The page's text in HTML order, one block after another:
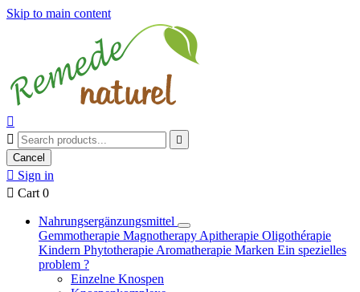
Skip to main content



Cancel
 Sign in
 Cart 0
Nahrungsergänzungsmittel
Gemmotherapie Magnotherapy Apitherapie Oligothérapie
Kindern Phytotherapie Aromatherapie Marken Ein spezielles
problem ?
Einzelne Knospen